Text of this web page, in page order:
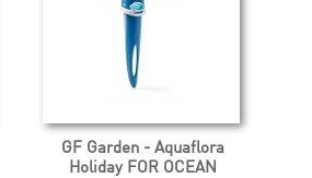
GF Garden - Aquaflora
Holiday FOR OCEAN